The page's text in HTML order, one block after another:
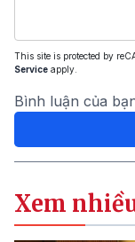
This site is protected by
Service apply.
Bình luận của
Xem